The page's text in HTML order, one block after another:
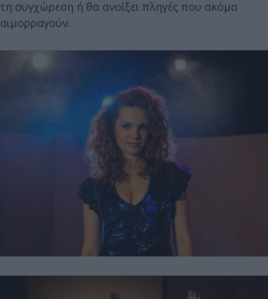
τη συγχώρεση ή θα ανοίξει πληγές που ακόμα
αιμορραγούν.